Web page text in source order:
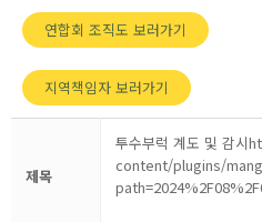
연합회 조직도 보러가기
지역책임자 보러가기
제목
투수부럭 계도 및 감
content/plugins/